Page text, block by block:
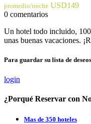
promedio/noche USD149
0 comentarios
Un hotel todo incluido,
unas buenas vacaciones.
Para guardar su lista de
login
¿Porqué Reservar con
Mas de 350 hoteles